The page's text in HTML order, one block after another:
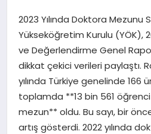
TEKNOLOJI
SAĞLIK
EĞITIM
DÜNYA
2023 Yılında Doktora Mezunu
Yükseköğretim Kurulu (YÖK),
ve Değerlendirme Genel
dikkat çekici verileri paylaştı.
yılında Türkiye genelinde 166
toplamda **13 bin 561
mezun** oldu. Bu sayı, bir
artış gösterdi. 2022 yılında